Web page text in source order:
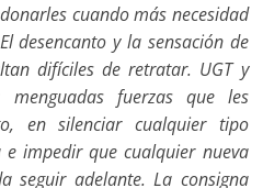
cuando más necesidad
desencanto y la sensación de
difíciles de retratar. UGT y
menguadas fuerzas que les
en silenciar cualquier tipo
impedir que cualquier nueva
seguir adelante. La consigna